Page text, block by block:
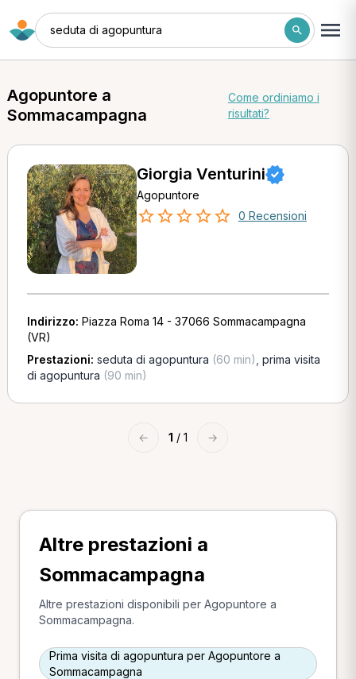
seduta di agopuntura
Agopuntore a
Sommacampagna
Come ordiniamo i
risultati?
Giorgia Venturini
Agopuntore
0 Recensioni
Indirizzo: Piazza Roma 14 - 37066 Sommacampagna
(VR)
Prestazioni: seduta di agopuntura (60 min) prima visita
di agopuntura (90 min)
← 1 / 1 →
Altre prestazioni a
Sommacampagna
Altre prestazioni disponibili per Agopuntore a
Sommacampagna.
Prima visita di agopuntura per Agopuntore a
Sommacampagna